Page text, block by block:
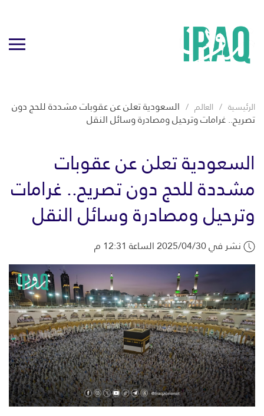
الرئيسية العالم السعودية تعلن عن عقوبات مشددة للحج دون
تصريح.. غرامات وترحيل ومصادرة وسائل النقل
السعودية تعلن عن عقوبات
مشددة للحج دون تصريح.. غرامات
وترحيل ومصادرة وسائل النقل
نشر في 2025/04/30 الساعة 12:31 م